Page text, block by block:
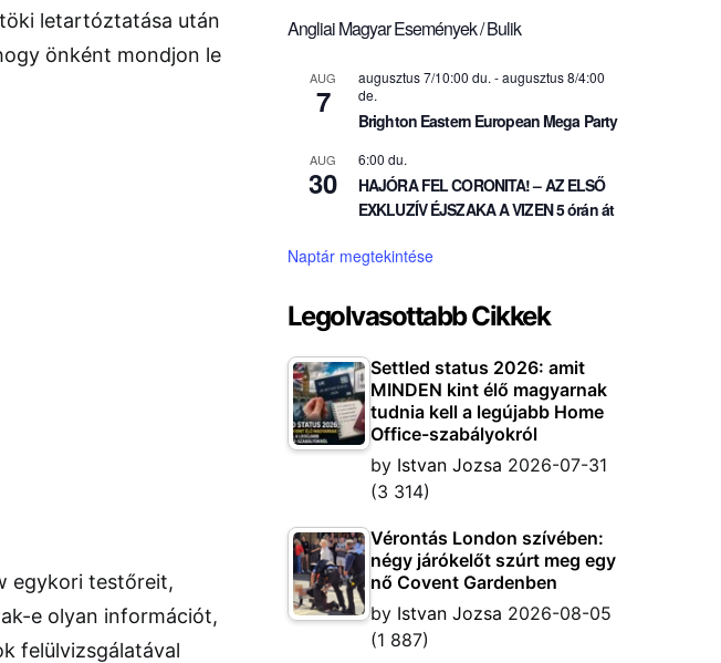
letartóztatása után
önként mondjon le
egykori testőreit,
e olyan információt,
felülvizsgálatával
Angliai Magyar Események / Bulik
AUG
7
augusztus 7/10:00 du. -augusztus 8/4:00
de.
Brighton Eastern European Mega Party
AUG
30
6:00 du.
HAJÓRA FEL CORONITA! – AZ ELSŐ
EXKLUZÍV ÉJSZAKA A VIZEN 5 órán át
Naptár megtekintése
Legolvasottabb Cikkek
Settled status 2026: amit
MINDEN kint élő magyarnak
tudnia kell a legújabb Home
Office-szabályokról
by Istvan Jozsa 2026-07-31
(3 314)
Vérontás London szívében:
négy járókelőt szúrt meg egy
nő Covent Gardenben
by Istvan Jozsa 2026-08-05
(1 887)